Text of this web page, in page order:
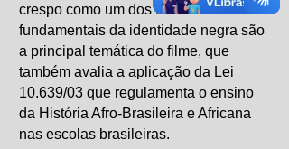
crespo como um dos elementos
fundamentais da identidade negra são
a principal temática do filme, que
também avalia a aplicação da Lei
10.639/03 que regulamenta o ensino
da História Afro-Brasileira e Africana
nas escolas brasileiras.